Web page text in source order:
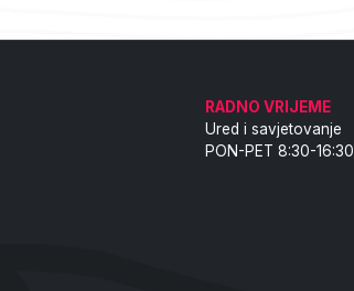
RADNO VRIJEME
Ured i savjetovanje
PON-PET 8:30-16:30